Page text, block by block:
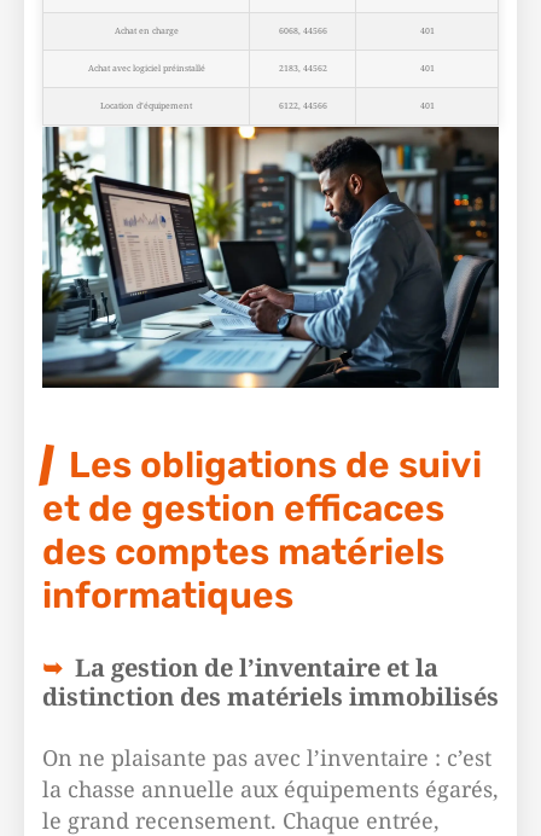
Achat en charge 6068, 44566 401
Achat avec logiciel préinstallé 2183, 44562 401
Location d’équipement 6122, 44566 401
Les obligations de suivi
et de gestion efficaces
des comptes matériels
informatiques
La gestion de l’inventaire et la
distinction des matériels immobilisés
On ne plaisante pas avec l’inventaire : c’est
la chasse annuelle aux équipements égarés,
le grand recensement. Chaque entrée,